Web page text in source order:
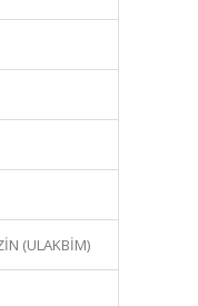
(ULAKBİM)